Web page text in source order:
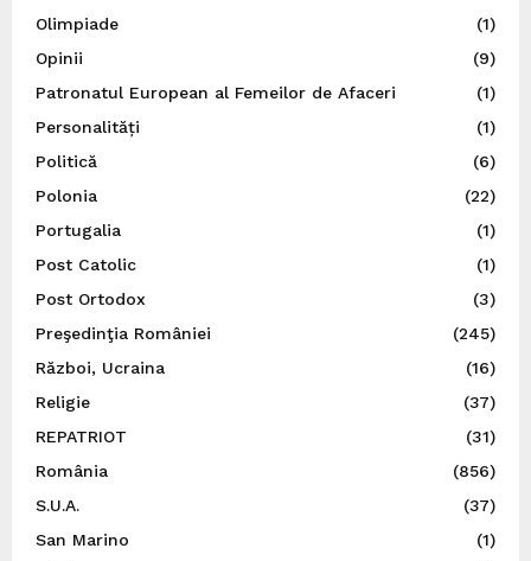
Olimpiade
(1)
Opinii
(9)
Patronatul European al Femeilor de Afaceri
(1)
Personalități
(1)
Politică
(6)
Polonia
(22)
Portugalia
(1)
Post Catolic
(1)
Post Ortodox
(3)
Preşedinţia României
(245)
Război, Ucraina
(16)
Religie
(37)
REPATRIOT
(31)
România
(856)
S.U.A.
(37)
San Marino
(1)